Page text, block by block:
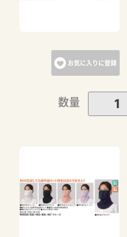
お気に入りに登録
数量